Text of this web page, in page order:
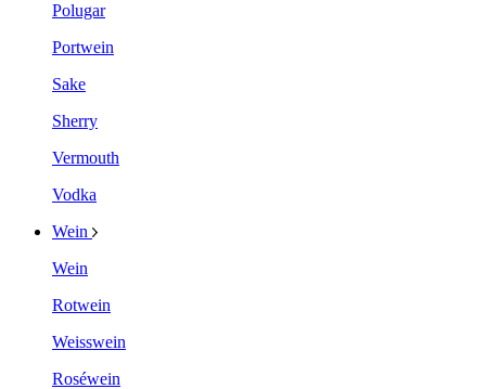
Polugar
Portwein
Sake
Sherry
Vermouth
Vodka
Wein
Wein
Rotwein
Weisswein
Roséwein